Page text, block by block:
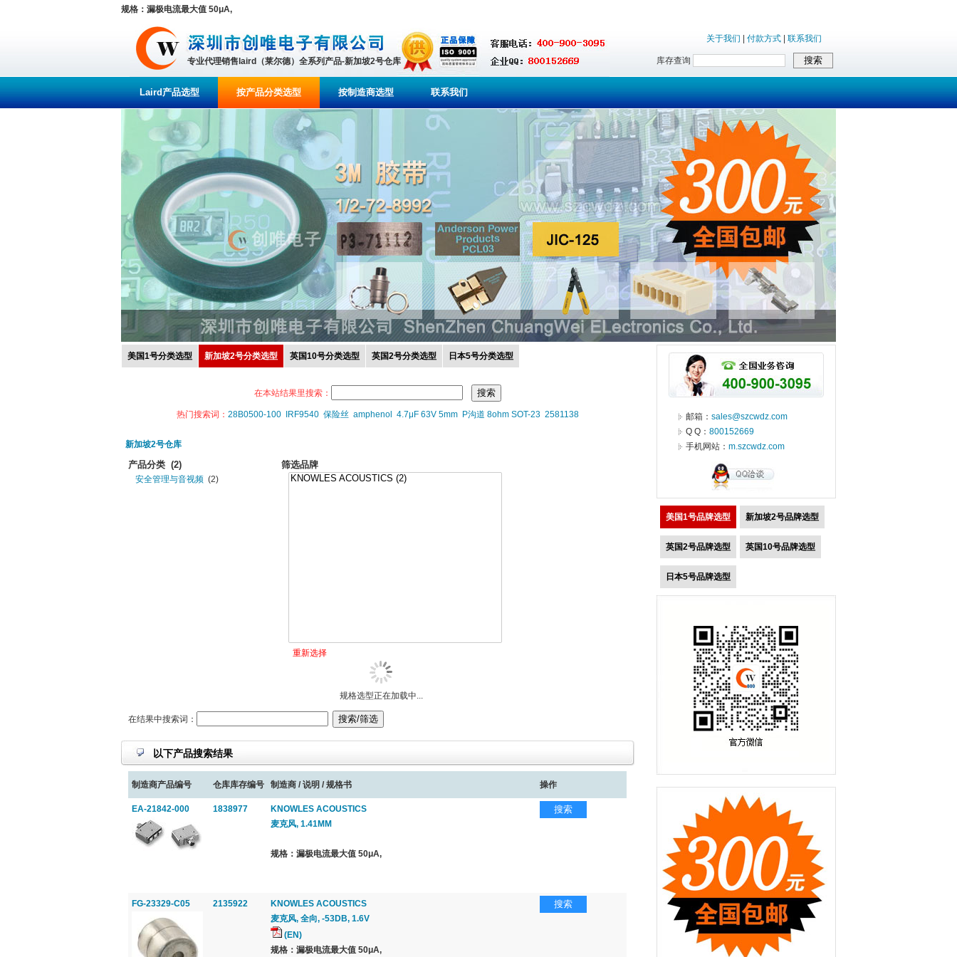
规格：漏极电流最大值 50μA,
专业代理销售laird（莱尔德）全系列产品-新加坡2号仓库
关于我们 付款方式 联系我们
库存查询
Laird产品选型 按产品分类选型 按制造商选型 联系我们
美国1号分类选型 新加坡2号分类选型 英国10号分类选型 英国2号分类选型 日本5号分类选型
在本站结果里搜索：
热门搜索词： 28B0500-100 IRF9540 保险丝 amphenol 4.7μF 63V 5mm P沟道 8ohm SOT-23 2581138
新加坡2号仓库
产品分类 (2)
安全管理与音视频 (2)
筛选品牌
重新选择
规格选型正在加载中...
在结果中搜索词：
以下产品搜索结果
制造商产品编号 仓库库存编号 制造商 / 说明 / 规格书 操作
EA-21842-000 1838977
KNOWLES ACOUSTICS
麦克风, 1.41MM
规格：漏极电流最大值 50μA,
搜索
FG-23329-C05 2135922
KNOWLES ACOUSTICS
麦克风, 全向, -53DB, 1.6V
(EN)
规格：漏极电流最大值 50μA,
搜索
邮箱： sales@szcwdz.com
Q Q： 800152669
手机网站： m.szcwdz.com
美国1号品牌选型 新加坡2号品牌选型
英国2号品牌选型 英国10号品牌选型
日本5号品牌选型